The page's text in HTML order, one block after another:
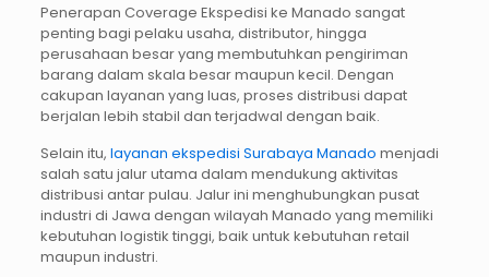
Penerapan Coverage Ekspedisi ke Manado sangat
penting bagi pelaku usaha, distributor, hingga
perusahaan besar yang membutuhkan pengiriman
barang dalam skala besar maupun kecil. Dengan
cakupan layanan yang luas, proses distribusi dapat
berjalan lebih stabil dan terjadwal dengan baik.
Selain itu, layanan ekspedisi Surabaya Manado menjadi
salah satu jalur utama dalam mendukung aktivitas
distribusi antar pulau. Jalur ini menghubungkan pusat
industri di Jawa dengan wilayah Manado yang memiliki
kebutuhan logistik tinggi, baik untuk kebutuhan retail
maupun industri.